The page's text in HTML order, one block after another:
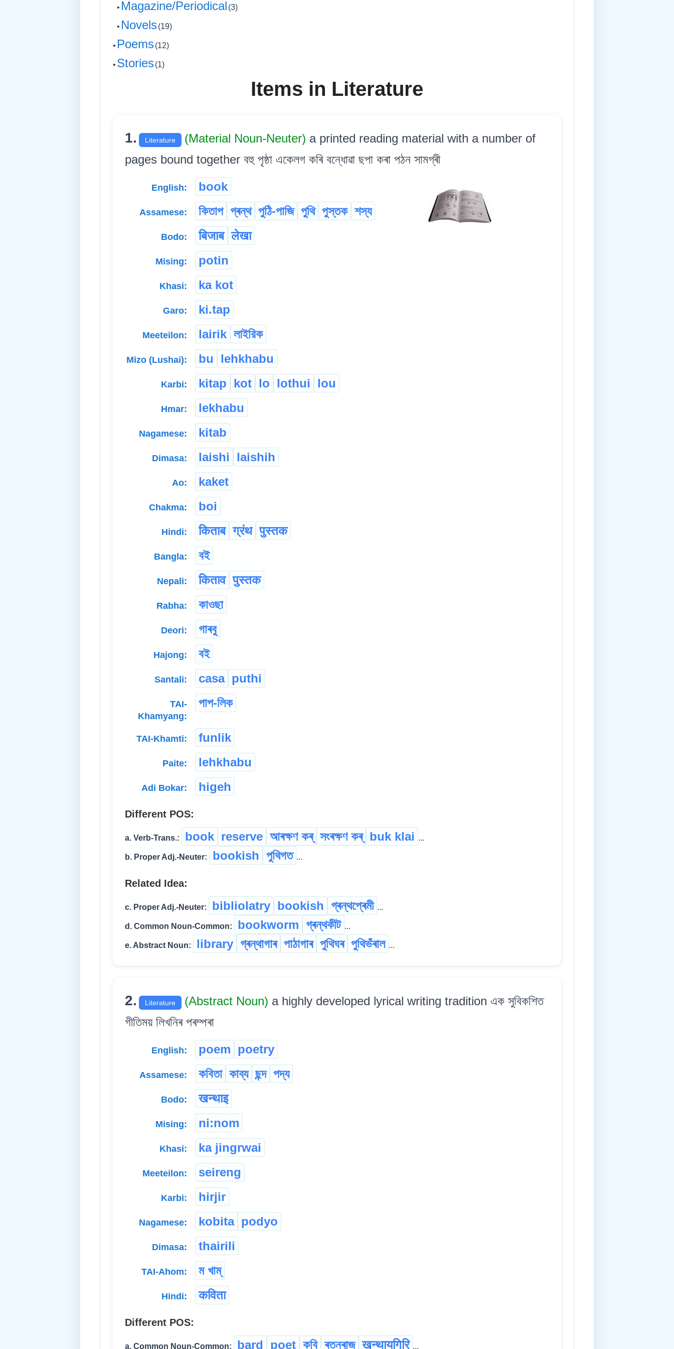
• Magazine/Periodical (3)
• Novels(19)
• Poems(12)
• Stories(1)
Items in Literature
1. Literature (Material Noun-Neuter) a printed reading material with a number of
pages bound together বহু পৃষ্ঠা একেলগ কৰি বন্ধোৱা ছপা কৰা পঠন সামগ্ৰী
English: book
Assamese: কিতাপ গ্ৰন্থ পুঠি-পাজি পুথি পুস্তক শস্য
Bodo: बिजाब लेखा
Mising: potin
Khasi: ka kot
Garo: ki.tap
Meeteilon: lairik লাইরিক
Mizo (Lushai): bu lehkhabu
Karbi: kitap kot lo lothui lou
Hmar: lekhabu
Nagamese: kitab
Dimasa: laishi laishih
Ao: kaket
Chakma: boi
Hindi: किताब ग्रंथ पुस्तक
Bangla: বই
Nepali: किताव पुस्तक
Rabha: কাওছা
Deori: গাৰবু
Hajong: বই
Santali: casa puthi
TAI-
Khamyang:
পাপ-লিক
TAI-Khamti: funlik
Paite: lehkhabu
Adi Bokar: higeh
Different POS:
a. Verb-Trans.: book reserve আৰক্ষণ কৰ্ সংৰক্ষণ কৰ্ buk klai ...
b. Proper Adj.-Neuter: bookish পুথিগত ...
Related Idea:
c. Proper Adj.-Neuter: bibliolatry bookish গ্ৰন্থপ্ৰেমী ...
d. Common Noun-Common: bookworm গ্ৰন্থকীট ...
e. Abstract Noun: library গ্ৰন্থাগাৰ পাঠাগাৰ পুথিঘৰ পুথিভঁৰাল ...
2. Literature (Abstract Noun) a highly developed lyrical writing tradition এক সুবিকশিত
গীতিময় লিখনিৰ পৰম্পৰা
English: poem poetry
Assamese: কবিতা কাব্য ছন্দ পদ্য
Bodo: खन्थाइ
Mising: ni:nom
Khasi: ka jingrwai
Meeteilon: seireng
Karbi: hirjir
Nagamese: kobita podyo
Dimasa: thairili
TAI-Ahom: ম খাম্
Hindi: कविता
Different POS:
a. Common Noun-Common: bard poet কবি ৰত্নৰাজ खन्थायगिरि ...